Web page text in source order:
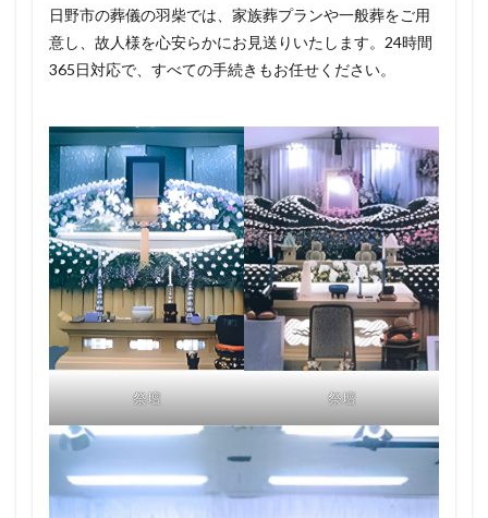
日野市の葬儀の羽柴では、家族葬プランや一般葬をご用
意し、故人様を心安らかにお見送りいたします。24時間
365日対応で、すべての手続きもお任せください。
祭壇 祭壇